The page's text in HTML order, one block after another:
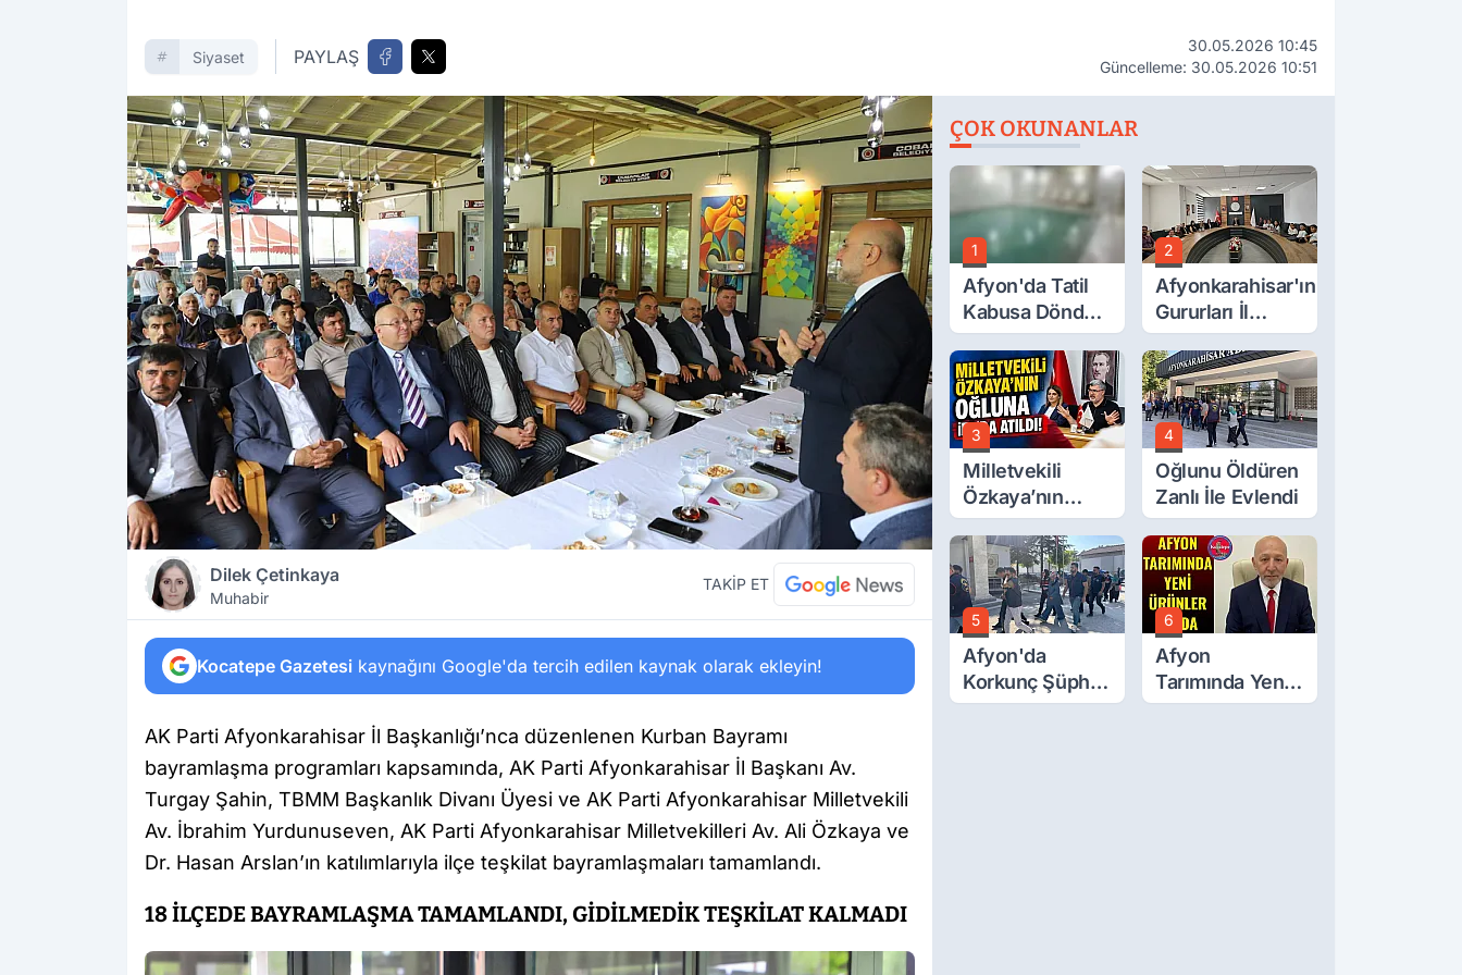
Siyaset PAYLAŞ
30.05.2026 10:45
Güncelleme: 30.05.2026 10:51
Dilek Çetinkaya
Muhabir
TAKİP ET
Kocatepe Gazetesi kaynağını Google'da tercih edilen kaynak olarak ekleyin!
AK Parti Afyonkarahisar İl Başkanlığı’nca düzenlenen Kurban Bayramı
bayramlaşma programları kapsamında, AK Parti Afyonkarahisar İl Başkanı Av.
Turgay Şahin, TBMM Başkanlık Divanı Üyesi ve AK Parti Afyonkarahisar Milletvekili
Av. İbrahim Yurdunuseven, AK Parti Afyonkarahisar Milletvekilleri Av. Ali Özkaya ve
Dr. Hasan Arslan’ın katılımlarıyla ilçe teşkilat bayramlaşmaları tamamlandı.
18 İLÇEDE BAYRAMLAŞMA TAMAMLANDI, GİDİLMEDİK TEŞKİLAT KALMADI
ÇOK OKUNANLAR
1
Afyon'da Tatil
Kabusa Döndü,
Acı Son!
2
Afyonkarahisar'ın
Gururları İl
Müdürüyle
Buluştu
3
Milletvekili
Özkaya’nın
Oğluna İftira
Atıldı
4
Oğlunu Öldüren
Zanlı İle Evlendi
5
Afyon'da
Korkunç Şüphe!
Düştü Mü,
6
Afyon
Tarımında Yeni
Ürünler Yolda